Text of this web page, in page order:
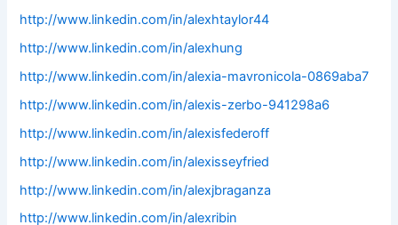
http://www.linkedin.com/in/alexhtaylor44
http://www.linkedin.com/in/alexhung
http://www.linkedin.com/in/alexia-mavronicola-0869aba7
http://www.linkedin.com/in/alexis-zerbo-941298a6
http://www.linkedin.com/in/alexisfederoff
http://www.linkedin.com/in/alexisseyfried
http://www.linkedin.com/in/alexjbraganza
http://www.linkedin.com/in/alexribin